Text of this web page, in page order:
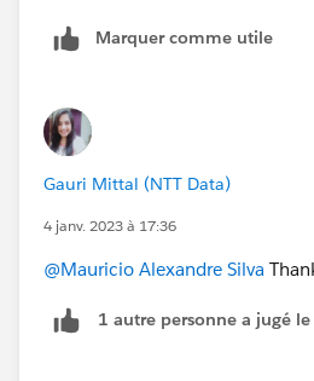
Marquer comme utile
Gauri Mittal (NTT Data)
4 janv. 2023 à 17:36
@Mauricio Alexandre Silva
1 autre personne a jugé